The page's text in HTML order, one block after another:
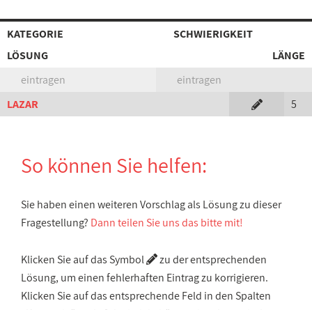
KATEGORIE
SCHWIERIGKEIT
LÖSUNG
LÄNGE
eintragen
eintragen
LAZAR
5
So können Sie helfen:
Sie haben einen weiteren Vorschlag als Lösung zu dieser
Fragestellung? Dann teilen Sie uns das bitte mit!
Klicken Sie auf das Symbol
zu der entsprechenden
Lösung, um einen fehlerhaften Eintrag zu korrigieren.
Klicken Sie auf das entsprechende Feld in den Spalten